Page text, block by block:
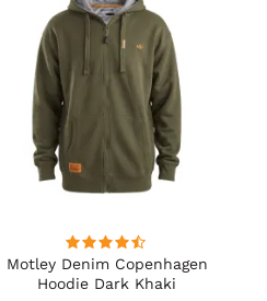
Motley Denim Copenhagen
Hoodie Dark Khaki